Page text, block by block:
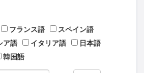
フランス語
スペイン語
ア語 イタリア語
日本語
韓国語